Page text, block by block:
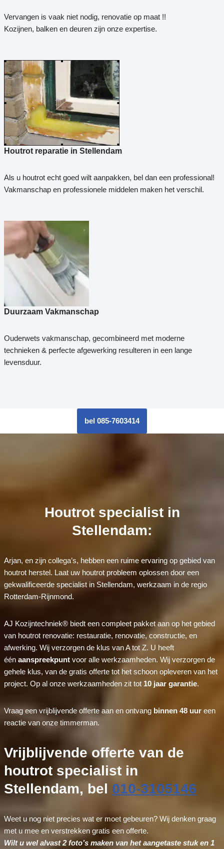
Vervangen is vaak niet nodig, renovatie op maat !!
Kozijnen, balken en deuren zijn onze expertise.
Houtrot reparatie in Stellendam
Als u houtrot echt goed wilt aanpakken, bel dan een professional!
Vakmanschap en professionele middelen maken het verschil.
Duurzaam Vakmanschap
Ouderwets vakmanschap, gecombineerd met moderne
technieken & perfecte afgewerking resulteren in een lange
levensduur.
bel 085-7603414
Houtrot specialist in
Stellendam:
Arjan, en zijn collega’s, hebben een ruime ervaring op gebied van
houtrot herstel. Laat uw houtrot probleem oplossen door een
gekwalificeerde specialist in Stellendam, werkzaam in de regio
Rotterdam-Rijnmond.
AJ Kozijntechniek® biedt een compleet pakket aan op het gebied
van houtrot renovatie: restauratie, renovatie, constructie, en
afwerking. Wij verzorgen de klus van A tot Z. U heeft
één aanspreekpuntvoor alle werkzaamheden. Wij verzorgen de
gehele klus, van de gratis offerte tot het schoon opleveren van het
project. Op al onze werkzaamheden zit tot 10 jaar garantie.
Vraag een vrijblijvende offerte aan en ontvang binnen 48 uureen
reactie van onze timmerman.
Vrijblijvende offerte van de
houtrot specialist in
Stellendam, bel 010-3105146
Weet u nog niet precies wat er moet gebeuren? Wij denken graag
met u mee en verstrekken gratis een offerte.
Wilt u wel alvast 2 foto’s maken van het aangetaste stuk en 1